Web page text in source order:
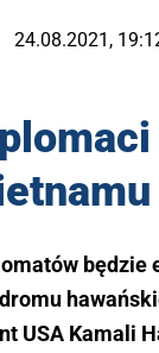
24.08.2021,
będzie
USA Kamali